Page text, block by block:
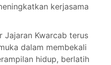
kerjasama
Jajaran Kwarcab terus
dalam membekali
hidup, berlatih